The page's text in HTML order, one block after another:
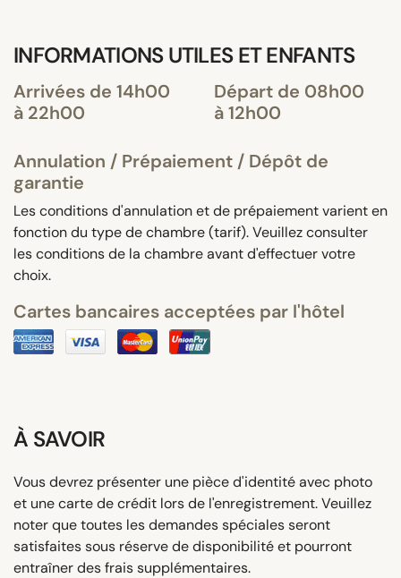
INFORMATIONS UTILES ET ENFANTS
Arrivées de 14h00
à 22h00
Départ de 08h00
à 12h00
Annulation / Prépaiement / Dépôt de
garantie
Les conditions d'annulation et de prépaiement varient en
fonction du type de chambre (tarif). Veuillez consulter
les conditions de la chambre avant d'effectuer votre
choix.
Cartes bancaires acceptées par l'hôtel
À SAVOIR
Vous devrez présenter une pièce d'identité avec photo
et une carte de crédit lors de l'enregistrement. Veuillez
noter que toutes les demandes spéciales seront
satisfaites sous réserve de disponibilité et pourront
entraîner des frais supplémentaires.